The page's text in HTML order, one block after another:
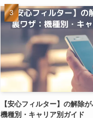
【安心フィルター】の解除
機種別・キャリア別ガイド